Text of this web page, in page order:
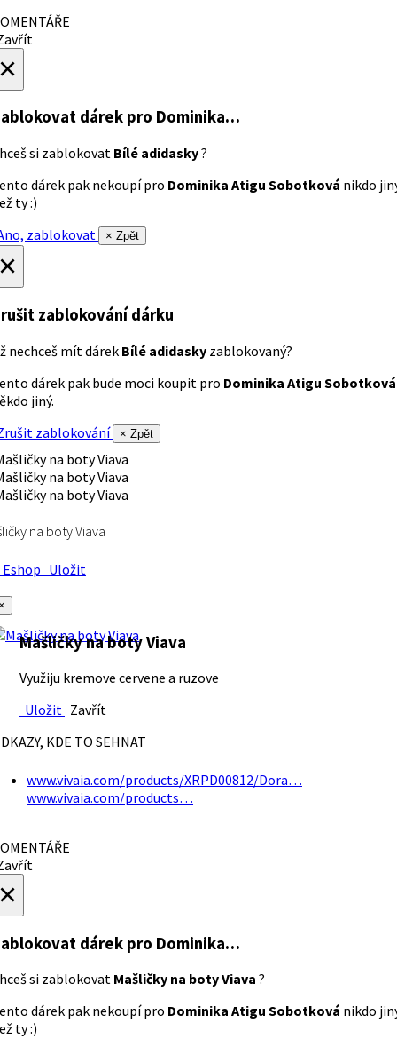
dárek pro Dominika…
si zablokovat Bílé adidasky?
dárek pak nekoupí pro Dominika Atigu Sobotková nikdo
ty :)
zablokovat
× Zpět
zablokování dárku
nechceš mít dárek Bílé adidasky zablokovaný?
dárek pak bude moci koupit pro Dominika Atigu Sobotková
jiný.
zablokování
× Zpět
na boty Viava
Uložit
Mašličky na boty Viava
Využiju kremove cervene a ruzove
Uložit Zavřít
KDE TO SEHNAT
www.vivaia.com/products/XRPD00812/Dora…
www.vivaia.com/products…
dárek pro Dominika…
si zablokovat Mašličky na boty Viava ?
dárek pak nekoupí pro Dominika Atigu Sobotková nikdo
ty :)